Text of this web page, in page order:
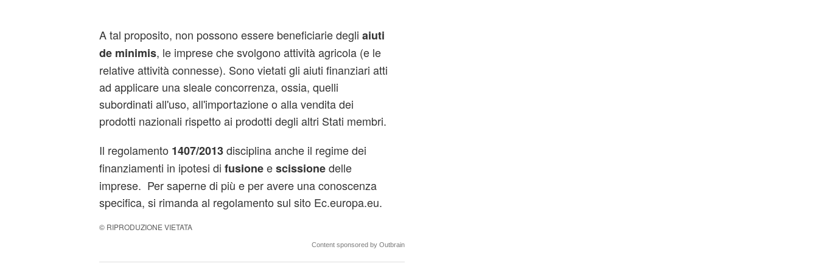
A tal proposito, non possono essere beneficiarie degli aiuti
de minimis, le imprese che svolgono attività agricola (e le
relative attività connesse). Sono vietati gli aiuti finanziari atti
ad applicare una sleale concorrenza, ossia, quelli
subordinati all'uso, all'importazione o alla vendita dei
prodotti nazionali rispetto ai prodotti degli altri Stati membri.
Il regolamento 1407/2013disciplina anche il regime dei
finanziamenti in ipotesi di fusioneescissionedelle
imprese. Per saperne di più e per avere una conoscenza
specifica, si rimanda al regolamento sul sito Ec.europa.eu.
© RIPRODUZIONE VIETATA
Content sponsored by Outbrain